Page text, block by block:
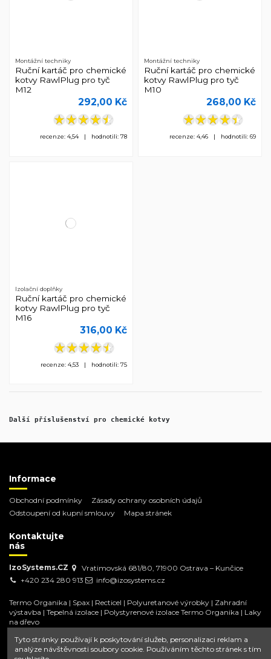
Montážní techniky
Ruční kartáč pro chemické
kotvy RawlPlug pro tyč
M12
292,00 Kč
recenze: 4,54 | hodnotili: 78
Montážní techniky
Ruční kartáč pro chemické
kotvy RawlPlug pro tyč
M10
268,00 Kč
recenze: 4,46 | hodnotili: 69
Izolační doplňky
Ruční kartáč pro chemické
kotvy RawlPlug pro tyč
M16
316,00 Kč
recenze: 4,53 | hodnotili: 75
Další příslušenství pro chemické kotvy
Informace
Obchodní podmínky
Zásady ochrany osobních údajů
Odstoupení od kupní smlouvy
Mapa stránek
Kontaktujte
nás
IzoSystems.CZ
Vratimovská 681/80, 71900 Ostrava – Kunčice
+420 234 280 913
info@izosystems.cz
Termo Organika | Spax | Recticel | Polyuretanové výrobky | Zahradní
výstavba | Tepelná izolace | Polystyrenové izolace Termo Organika | Laky
na dřevo
Tyto stránky používají k poskytování služeb, personalizaci reklam a
analýze návštěvnosti soubory cookie. Používáním těchto stránek s tím